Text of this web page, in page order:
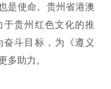
是使命。贵州省港澳
贵州红色文化的推
斗目标，为《遵义
多助力。